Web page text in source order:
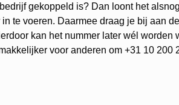
gekoppeld is? Dan loont het
in te voeren. Daarmee draag je bij aan
kan het nummer later wél worden
voor anderen om +31 10 200